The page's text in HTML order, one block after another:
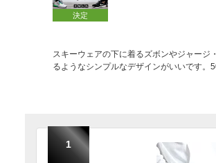
決定
スキーウェアの下に着るズボンやジャー
るようなシンプルなデザインがいいです
1